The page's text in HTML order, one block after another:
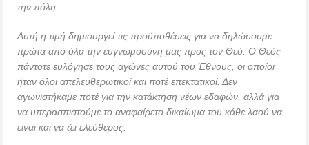
την πόλη.
Αυτή η τιμή δημιουργεί τις προϋποθέσεις για να δηλώσουμε
πρώτα από όλα την ευγνωμοσύνη μας προς τον Θεό. Ο Θεός
πάντοτε ευλόγησε τους αγώνες αυτού του Έθνους, οι οποίοι
ήταν όλοι απελευθερωτικοί και ποτέ επεκτατικοί. Δεν
αγωνιστήκαμε ποτέ για την κατάκτηση νέων εδαφών, αλλά για
να υπερασπιστούμε το αναφαίρετο δικαίωμα του κάθε λαού να
είναι και να ζει ελεύθερος.